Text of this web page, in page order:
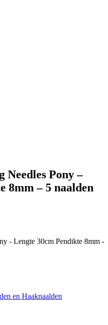
Pony –
8mm – 5 naalden
- Lengte 30cm Pendikte 8mm -
en Haaknaalden